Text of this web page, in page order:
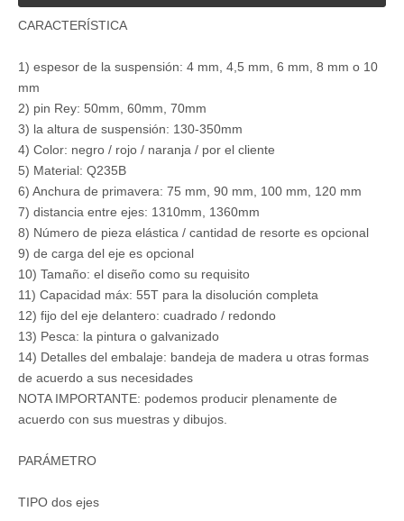
CARACTERÍSTICA
1) espesor de la suspensión: 4 mm, 4,5 mm, 6 mm, 8 mm o 10
mm
2) pin Rey: 50mm, 60mm, 70mm
3) la altura de suspensión: 130-350mm
4) Color: negro / rojo / naranja / por el cliente
5) Material: Q235B
6) Anchura de primavera: 75 mm, 90 mm, 100 mm, 120 mm
7) distancia entre ejes: 1310mm, 1360mm
8) Número de pieza elástica / cantidad de resorte es opcional
9) de carga del eje es opcional
10) Tamaño: el diseño como su requisito
11) Capacidad máx: 55T para la disolución completa
12) fijo del eje delantero: cuadrado / redondo
13) Pesca: la pintura o galvanizado
14) Detalles del embalaje: bandeja de madera u otras formas
de acuerdo a sus necesidades
NOTA IMPORTANTE: podemos producir plenamente de
acuerdo con sus muestras y dibujos.
PARÁMETRO
TIPO dos ejes